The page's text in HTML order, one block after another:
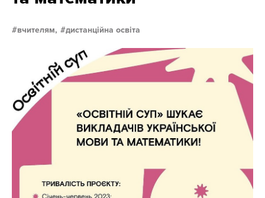
вчителям, дистанційна освіта